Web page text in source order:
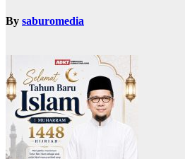
By saburomedia